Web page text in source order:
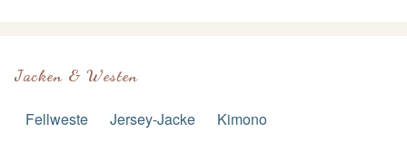
Jacken & Westen
Fellweste Jersey-Jacke Kimono